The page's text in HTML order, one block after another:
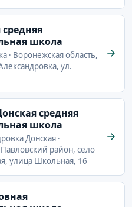
школа
· Воронежская область,
ул.
средняя
школа
Донская ·
район, село
улица Школьная, 16